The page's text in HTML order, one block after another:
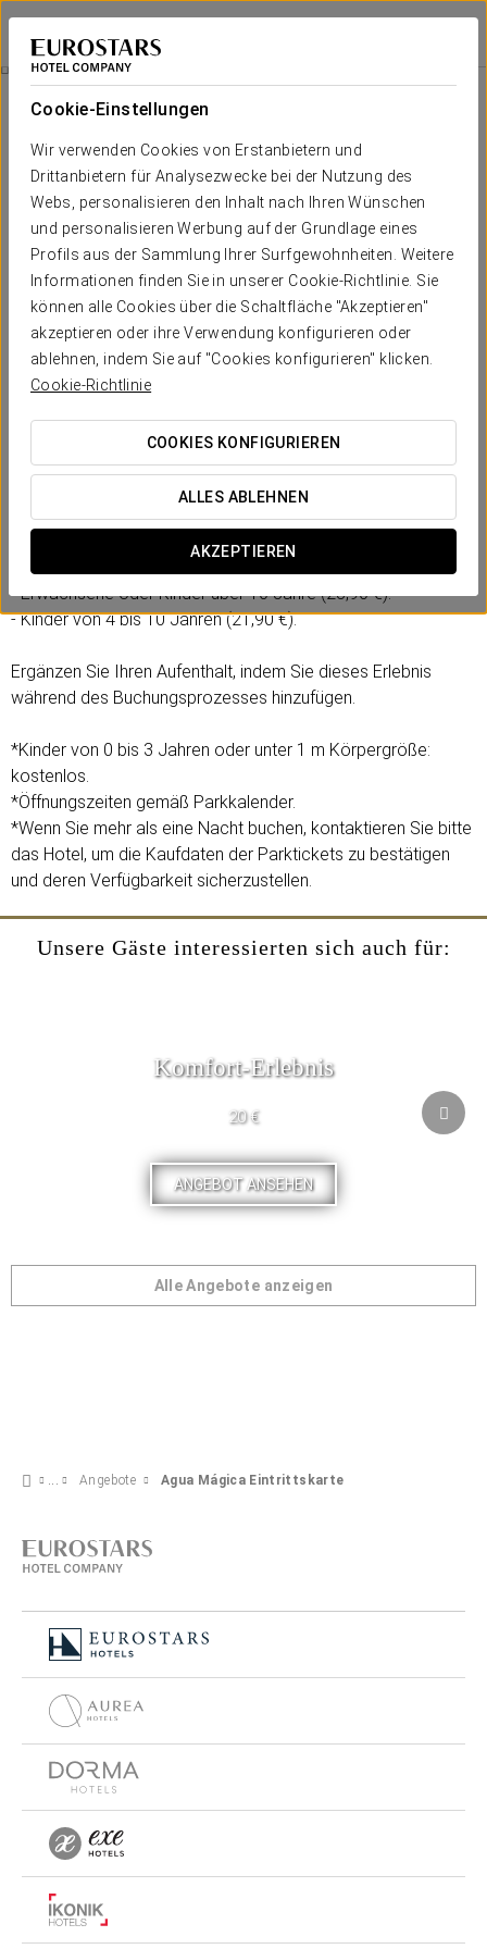
Cookie-Einstellungen
Wir verwenden Cookies von Erstanbietern und
Drittanbietern für Analysezwecke bei der Nutzung des
Webs, personalisieren den Inhalt nach Ihren Wünschen
und personalisieren Werbung auf der Grundlage eines
Profils aus der Sammlung Ihrer Surfgewohnheiten. Weitere
Informationen finden Sie in unserer Cookie-Richtlinie. Sie
können alle Cookies über die Schaltfläche "Akzeptieren"
akzeptieren oder ihre Verwendung konfigurieren oder
ablehnen, indem Sie auf "Cookies konfigurieren" klicken.
Cookie-Richtlinie
COOKIES KONFIGURIEREN
ALLES ABLEHNEN
AKZEPTIEREN
Eurostars Al-Ándalus Palace
SEVILLA
Agua Mágica Eintrittskarte
Ab 21,90 €
Agua Mágica Eintrittskarte
- 1 Tageseintritt in den Freizeitpark Agua Mágica.
Wählen Sie die Option je nach Alter:
- Erwachsene oder Kinder über 10 Jahre (28,90 €).
- Kinder von 4 bis 10 Jahren (21,90 €).
Ergänzen Sie Ihren Aufenthalt, indem Sie dieses Erlebnis
während des Buchungsprozesses hinzufügen.
*Kinder von 0 bis 3 Jahren oder unter 1 m Körpergröße:
kostenlos.
*Öffnungszeiten gemäß Parkkalender.
*Wenn Sie mehr als eine Nacht buchen, kontaktieren Sie bitte
das Hotel, um die Kaufdaten der Parktickets zu bestätigen
und deren Verfügbarkeit sicherzustellen.
Unsere Gäste interessierten sich auch für:
Komfort-Erlebnis
20 €
ANGEBOT ANSEHEN
Alle Angebote anzeigen
Angebote Agua Mágica Eintrittskarte